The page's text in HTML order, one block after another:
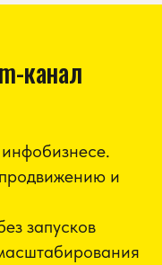
канал
и
запусков